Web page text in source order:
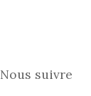
Nous suivre